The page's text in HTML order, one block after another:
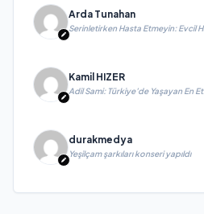
Arda Tunahan
Serinletirken Hasta Etmeyin: Evcil
Kamil HIZER
Adil Sami: Türkiye’de Yaşayan En
Biri, Yatırım ve Ekonomik
durakmedya
Yeşilçam şarkıları konseri yapıldı